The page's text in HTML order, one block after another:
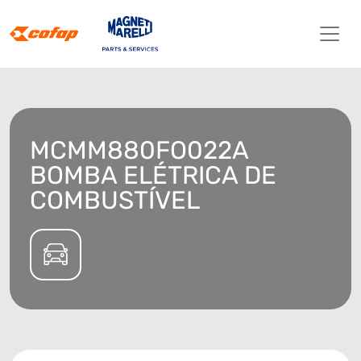
MCMM880FO022A
BOMBA ELÉTRICA DE
COMBUSTÍVEL